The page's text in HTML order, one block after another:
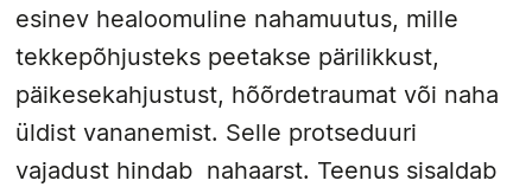
esinev healoomuline nahamuutus, mille
tekkepõhjusteks peetakse pärilikkust,
päikesekahjustust, hõõrdetraumat või naha
üldist vananemist. Selle protseduuri
vajadust hindab nahaarst. Teenus sisaldab